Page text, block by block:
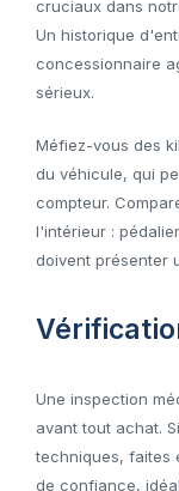
cruciaux dans
Un historique
concessionnaire
sérieux.
Méfiez-vous des
du véhicule, qui
compteur.
l'intérieur :
doivent présenter
Une inspection
avant tout achat.
techniques, faites
de confiance,